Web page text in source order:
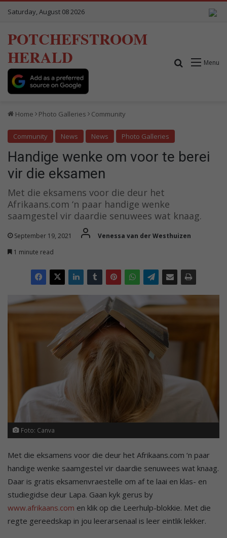
Saturday, August 08 2026
POTCHEFSTROOM
HERALD
Menu
Search for
Home Photo Galleries Community
Community News News Photo Galleries
Handige wenke om voor te berei
vir die eksamen
Met die eksamens voor die deur het
Afrikaans.com ‘n paar handige wenke
saamgestel vir daardie senuwees wat knaag.
September 19, 2021
Venessa van der Westhuizen
1 minute read
Foto: Canva
Met die eksamens voor die deur het Afrikaans.com ‘n paar
handige wenke saamgestel vir daardie senuwees wat knaag.
Daar is gratis eksamenvraestelle om af te laai en klas- en
studiegidse deur Lapa. Gaan kyk gerus by
www.afrikaans.com en klik op die Leerhulp-blokkie. Met die
regte gereedskap in jou leerarsenaal is leer eintlik lekker.